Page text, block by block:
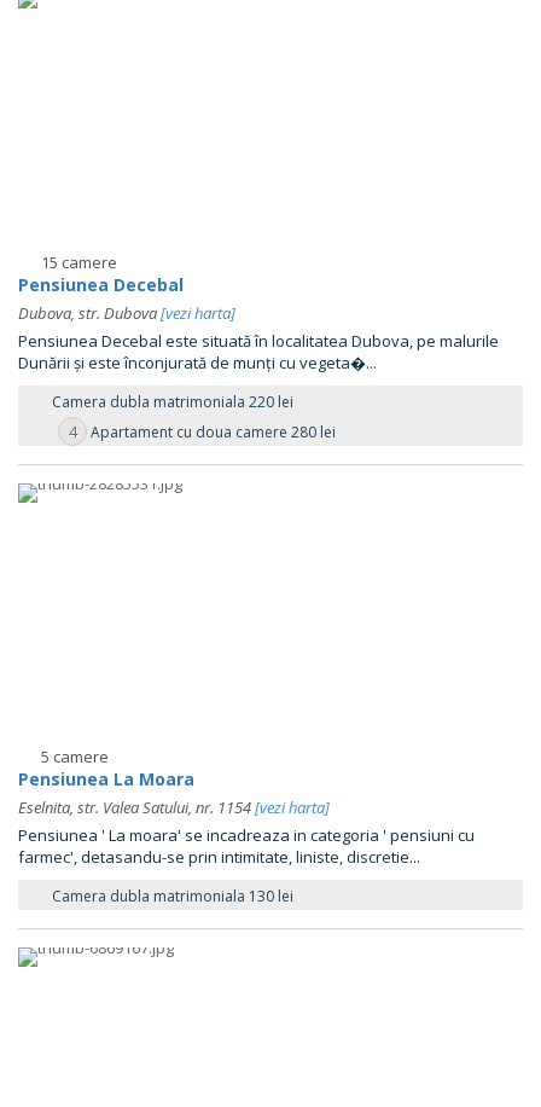
15 camere
Pensiunea Decebal
Dubova, str. Dubova[vezi harta]
Pensiunea Decebal este situată în localitatea Dubova, pe malurile
Dunării și este înconjurată de munți cu vegeta�...
Camera dubla matrimoniala 220 lei
4 Apartament cu doua camere 280 lei
5 camere
Pensiunea La Moara
Eselnita, str. Valea Satului, nr. 1154[vezi harta]
Pensiunea ' La moara' se incadreaza in categoria ' pensiuni cu
farmec', detasandu-se prin intimitate, liniste, discretie...
Camera dubla matrimoniala 130 lei